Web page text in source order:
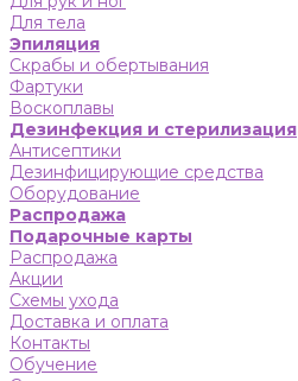
Для тела
Эпиляция
Скрабы и обертывания
Фартуки
Воскоплавы
Дезинфекция и стерилизация
Антисептики
Дезинфицирующие средства
Оборудование
Распродажа
Подарочные карты
Распродажа
Акции
Схемы ухода
Доставка и оплата
Контакты
Обучение